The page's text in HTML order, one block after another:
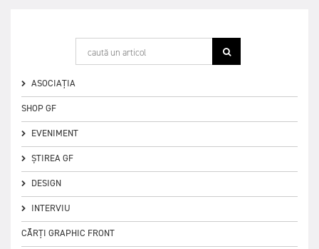
ASOCIAȚIA
SHOP GF
EVENIMENT
ȘTIREA GF
DESIGN
INTERVIU
CĂRȚI GRAPHIC FRONT